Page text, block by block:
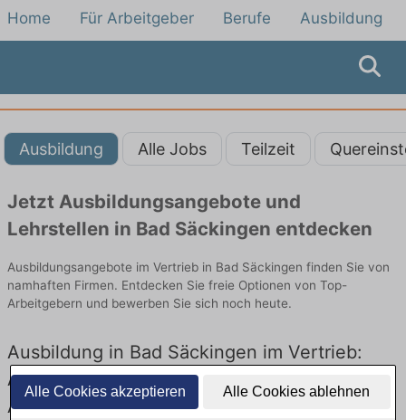
Alle Cookies akzeptieren Alle Cookies ablehnen
Home Für Arbeitgeber Berufe Ausbildung
Ausbildung Alle Jobs Teilzeit
Jetzt Ausbildungsangebote und
Lehrstellen in Bad Säckingen entdecken
Ausbildungsangebote im Vertrieb in Bad Säckingen finden Sie von
namhaften Firmen. Entdecken Sie freie Optionen von Top-
Arbeitgebern und bewerben Sie sich noch heute.
Ausbildung in Bad Säckingen im Vertrieb:
Aktuell gibt es keine Stellenangebote für
Ausbildung in Bad Säckingen